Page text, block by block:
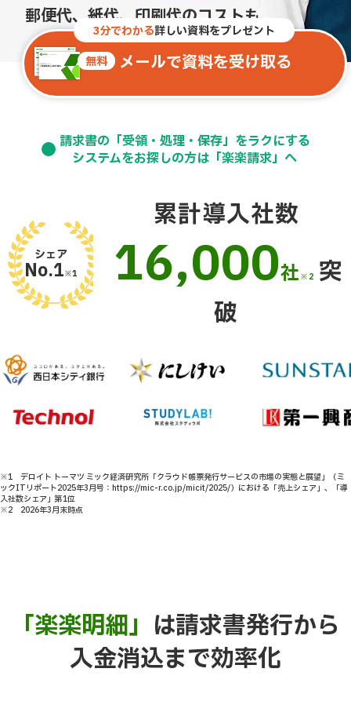
郵便代、紙代、印刷代のコストも0 に
3分でわかる詳しい資料をプレゼント
無料
メールで資料を受け取る
請求書の「受領・処理・保存」をラクにする
システムをお探しの方は「楽楽請求」へ
シェア
No.1※1
累計導入社数
16,000社 ※2 突
破
※1 デロイト トーマツ ミック経済研究所「クラウド帳票発行サービスの市場の実態と展望」（ミ
ックITリポート2025年3月号：https://mic-r.co.jp/micit/2025/）における「売上シェア」、「導
入社数シェア」第1位
※2 2026年3月末時点
「楽楽明細」 は請求書発行から
入金消込まで効率化